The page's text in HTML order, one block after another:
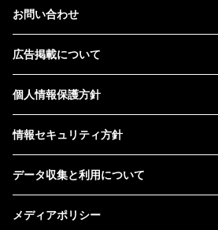
お問い合わせ
広告掲載について
個人情報保護方針
情報セキュリティ方針
データ収集と利用について
メディアポリシー